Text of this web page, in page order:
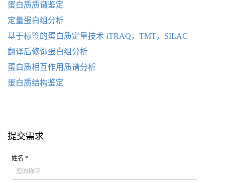
蛋白质质谱鉴定
定量蛋白组分析
基于标签的蛋白质定量技术-iTRAQ，TMT，SILAC
翻译后修饰蛋白组分析
蛋白质相互作用质谱分析
蛋白质结构鉴定
提交需求
姓名 *